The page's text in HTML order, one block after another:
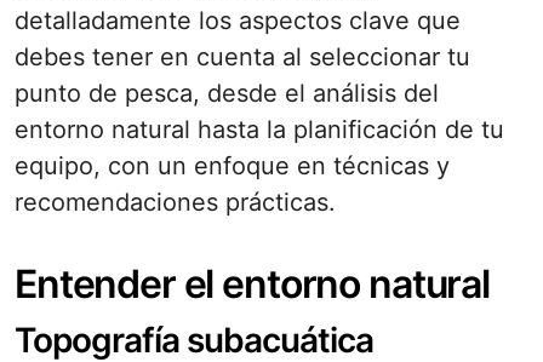
detalladamente los aspectos clave que
debes tener en cuenta al seleccionar tu
punto de pesca, desde el análisis del
entorno natural hasta la planificación de tu
equipo, con un enfoque en técnicas y
recomendaciones prácticas.
Entender el entorno natural
Topografía subacuática